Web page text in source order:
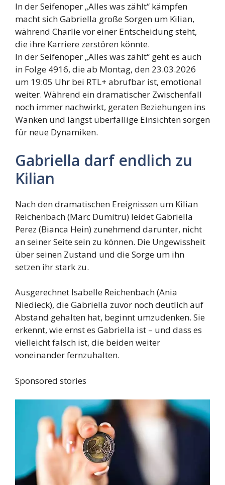
In der Seifenoper „Alles was zählt“ kämpfen
macht sich Gabriella große Sorgen um Kilian,
während Charlie vor einer Entscheidung steht,
die ihre Karriere zerstören könnte.
In der Seifenoper „Alles was zählt“ geht es auch
in Folge 4916, die ab Montag, den 23.03.2026
um 19:05 Uhr bei RTL+ abrufbar ist, emotional
weiter. Während ein dramatischer Zwischenfall
noch immer nachwirkt, geraten Beziehungen ins
Wanken und längst überfällige Einsichten sorgen
für neue Dynamiken.
Gabriella darf endlich zu
Kilian
Nach den dramatischen Ereignissen um Kilian
Reichenbach (Marc Dumitru) leidet Gabriella
Perez (Bianca Hein) zunehmend darunter, nicht
an seiner Seite sein zu können. Die Ungewissheit
über seinen Zustand und die Sorge um ihn
setzen ihr stark zu.
Ausgerechnet Isabelle Reichenbach (Ania
Niedieck), die Gabriella zuvor noch deutlich auf
Abstand gehalten hat, beginnt umzudenken. Sie
erkennt, wie ernst es Gabriella ist – und dass es
vielleicht falsch ist, die beiden weiter
voneinander fernzuhalten.
Sponsored stories